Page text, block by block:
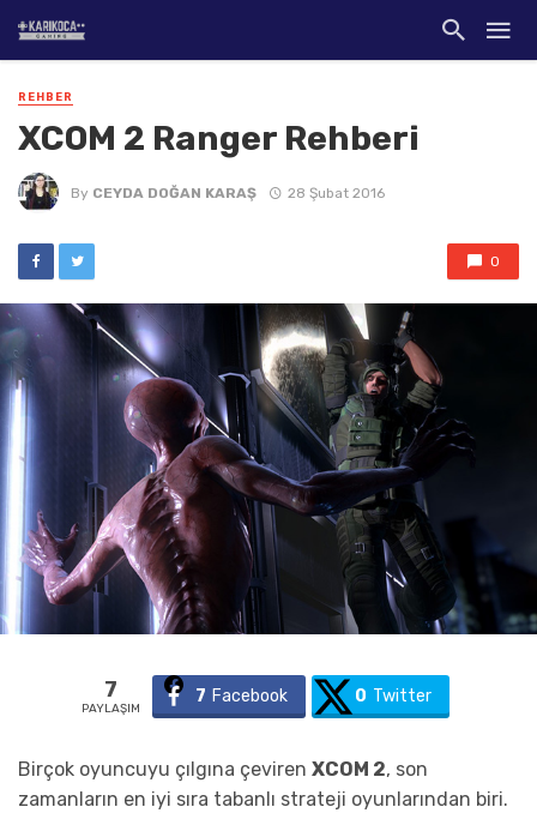
REHBER
XCOM 2 Ranger Rehberi
By CEYDA DOĞAN KARAŞ 28 Şubat 2016
0
7
PAYLAŞIM
7 Facebook 0 Twitter
Birçok oyuncuyu çılgına çeviren XCOM 2, son
zamanların en iyi sıra tabanlı strateji oyunlarından biri.